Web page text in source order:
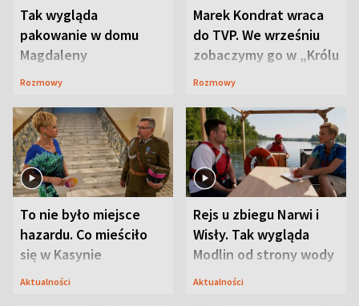
Tak wygląda
pakowanie w domu
Magdaleny
Waligórskiej-Lisieckiej.
Rozmowy
Marek Kondrat wraca
do TVP. We wrześniu
zobaczymy go w „Królu
Maciusiu I”
Rozmowy
To nie było miejsce
hazardu. Co mieściło
się w Kasynie
Oficerskim?
Aktualności
Rejs u zbiegu Narwi i
Wisły. Tak wygląda
Modlin od strony wody
Aktualności